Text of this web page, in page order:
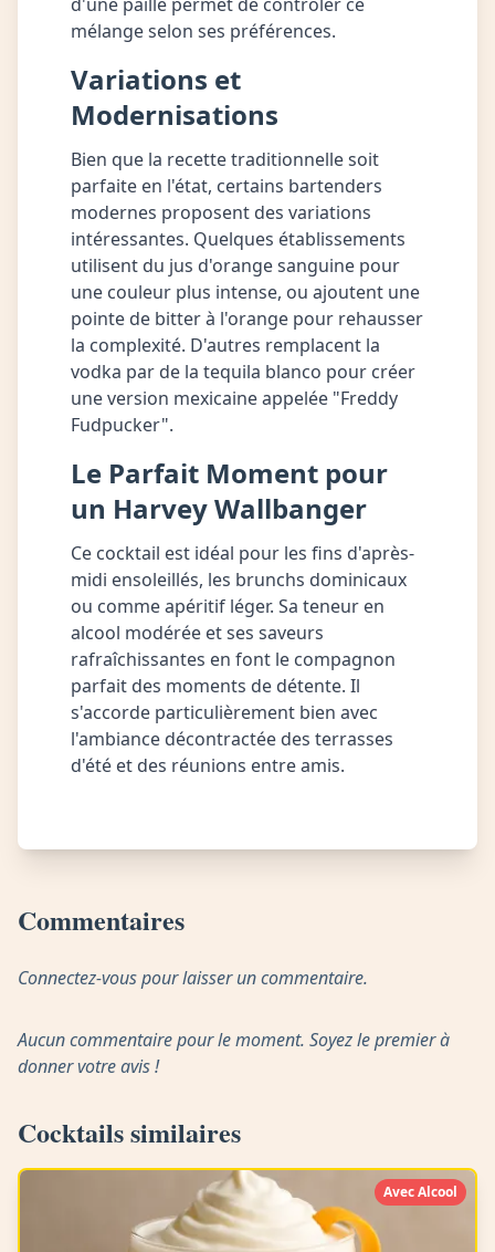
mélange selon ses préférences.
Variations et
Modernisations
Bien que la recette traditionnelle soit
parfaite en l'état, certains bartenders
modernes proposent des variations
intéressantes. Quelques établissements
utilisent du jus d'orange sanguine pour
une couleur plus intense, ou ajoutent une
pointe de bitter à l'orange pour rehausser
la complexité. D'autres remplacent la
vodka par de la tequila blanco pour créer
une version mexicaine appelée "Freddy
Fudpucker".
Le Parfait Moment pour
un Harvey Wallbanger
Ce cocktail est idéal pour les fins d'après-
midi ensoleillés, les brunchs dominicaux
ou comme apéritif léger. Sa teneur en
alcool modérée et ses saveurs
rafraîchissantes en font le compagnon
parfait des moments de détente. Il
s'accorde particulièrement bien avec
l'ambiance décontractée des terrasses
d'été et des réunions entre amis.
Commentaires
Connectez-vous pour laisser un commentaire.
Aucun commentaire pour le moment. Soyez le premier à
donner votre avis !
Cocktails similaires
Avec Alcool